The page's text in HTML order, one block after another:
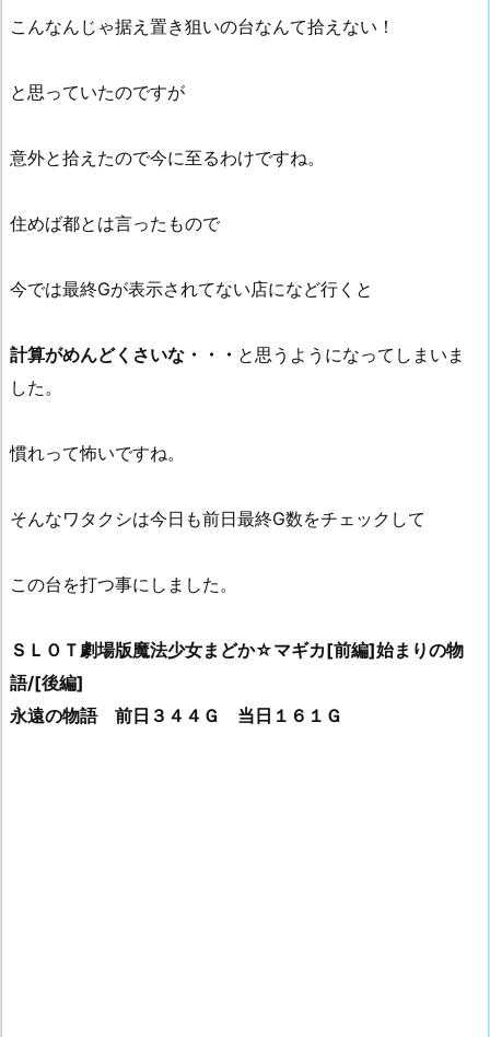
こんなんじゃ据え置き狙いの台なんて拾えない！
と思っていたのですが
意外と拾えたので今に至るわけですね。
住めば都とは言ったもので
今では最終Gが表示されてない店になど行くと
計算がめんどくさいな・・・ と思うようになってしまいま
した。
慣れって怖いですね。
そんなワタクシは今日も前日最終G数をチェックして
この台を打つ事にしました。
ＳＬＯＴ劇場版魔法少女まどか☆マギカ[前編]始まりの物
語/[後編]
永遠の物語 前日３４４Ｇ 当日１６１Ｇ